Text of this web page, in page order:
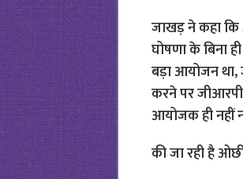
जाखड़ ने कहा कि
घोषणा के बिना
बड़ा आयोजन था,
करने पर जीआरपी
आयोजक ही नहीं
की जा रही है